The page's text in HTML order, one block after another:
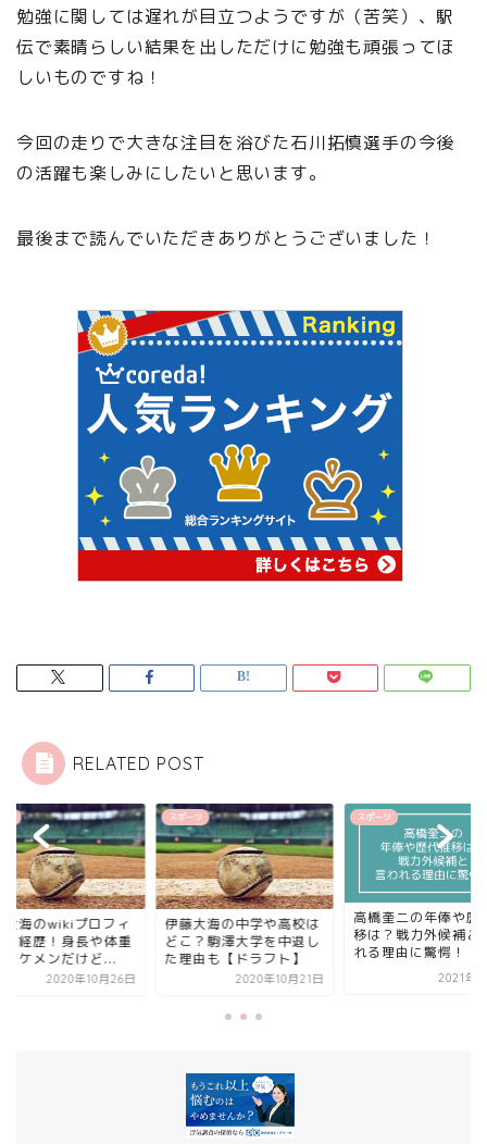
勉強に関しては遅れが目立つようですが（苦笑）、駅
伝で素晴らしい結果を出しただけに勉強も頑張ってほ
しいものですね！
今回の走りで大きな注目を浴びた石川拓慎選手の今後
の活躍も楽しみにしたいと思います。
最後まで読んでいただきありがとうございました！
RELATED POST
ィ
重
スポーツ
伊藤大海の中学や高校は
どこ？駒澤大学を中退し
た理由も【ドラフト】
2020年10月21日
スポーツ
高橋奎二の年俸や歴代推
移は？戦力外候補と言わ
れる理由に驚愕！
スポーツ
伊藤大
ールと
は？イ